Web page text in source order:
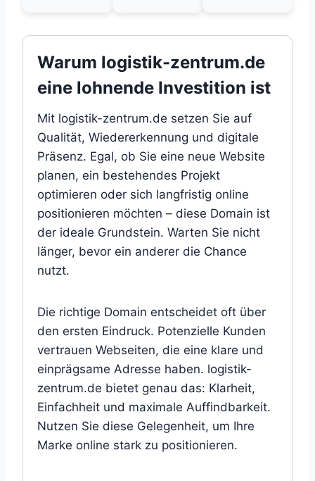
Warum logistik-zentrum.de
eine lohnende Investition ist
Mit logistik-zentrum.de setzen Sie auf
Qualität, Wiedererkennung und digitale
Präsenz. Egal, ob Sie eine neue Website
planen, ein bestehendes Projekt
optimieren oder sich langfristig online
positionieren möchten – diese Domain ist
der ideale Grundstein. Warten Sie nicht
länger, bevor ein anderer die Chance
nutzt.
Die richtige Domain entscheidet oft über
den ersten Eindruck. Potenzielle Kunden
vertrauen Webseiten, die eine klare und
einprägsame Adresse haben. logistik-
zentrum.de bietet genau das: Klarheit,
Einfachheit und maximale Auffindbarkeit.
Nutzen Sie diese Gelegenheit, um Ihre
Marke online stark zu positionieren.